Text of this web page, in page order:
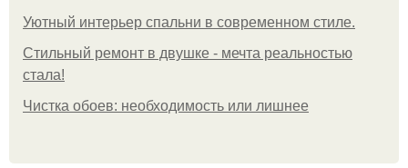
Уютный интерьер спальни в современном стиле.
Стильный ремонт в двушке - мечта реальностью
стала!
Чистка обоев: необходимость или лишнее